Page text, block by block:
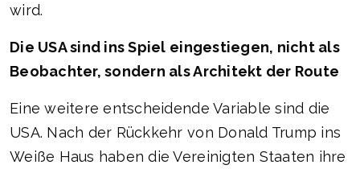
wird.
Die USA sind ins Spiel eingestiegen, nicht als
Beobachter, sondern als Architekt der Route
Eine weitere entscheidende Variable sind die
USA. Nach der Rückkehr von Donald Trump ins
Weiße Haus haben die Vereinigten Staaten ihre